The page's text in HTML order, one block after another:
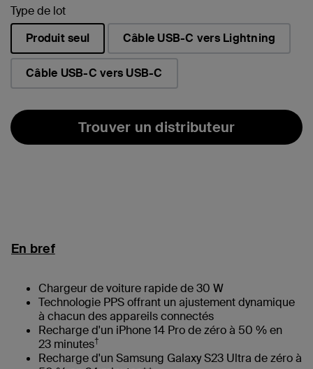
Type de lot
Produit seul
sélectionné(s)
Câble USB-C vers Lightning
Câble USB-C vers USB-C
Trouver un distributeur
En bref
Chargeur de voiture rapide de 30 W
Technologie PPS offrant un ajustement dynamique
à chacun des appareils connectés
Recharge d'un iPhone 14 Pro de zéro à 50 % en
23 minutes†
Recharge d'un Samsung Galaxy S23 Ultra de zéro à